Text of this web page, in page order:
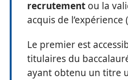
recrutement ou la
acquis de l’expérience
Le premier est
titulaires du
ayant obtenu un titre